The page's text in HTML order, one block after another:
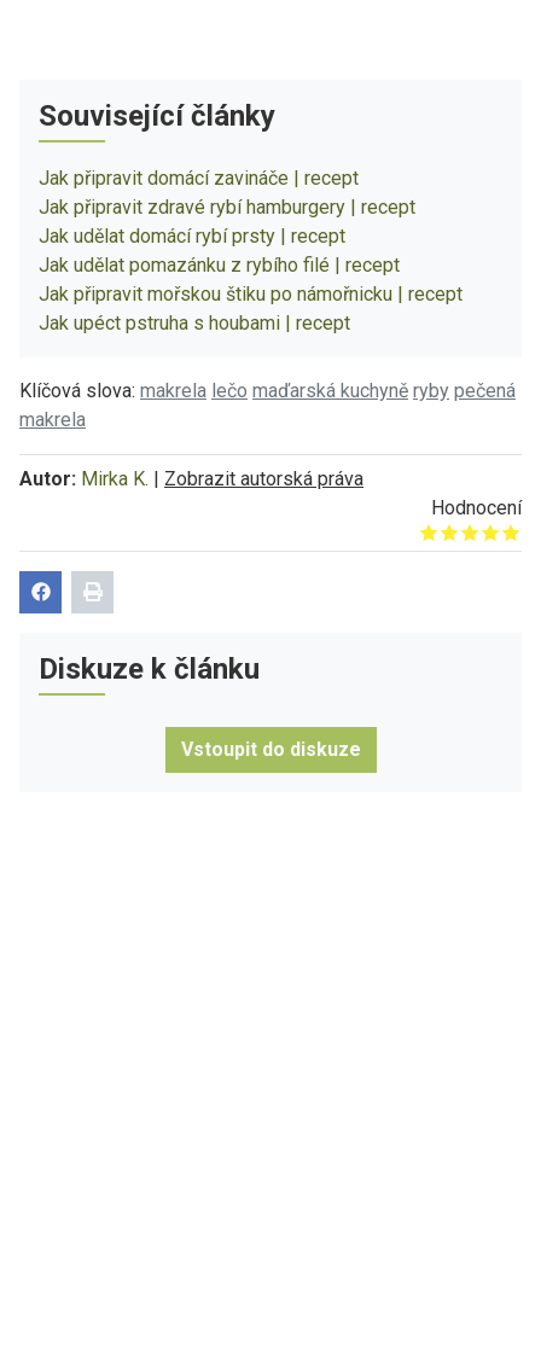
Související články
Jak připravit domácí zavináče | recept
Jak připravit zdravé rybí hamburgery | recept
Jak udělat domácí rybí prsty | recept
Jak udělat pomazánku z rybího filé | recept
Jak připravit mořskou štiku po námořnicku | recept
Jak upéct pstruha s houbami | recept
Klíčová slova: makrela lečo maďarská kuchyně ryby pečená
makrela
Autor: Mirka K. | Zobrazit autorská práva
Hodnocení
Give it 1/5
Give it 2/5
Give it 3/5
Give it 4/5
Give it 5/5
Diskuze k článku
Vstoupit do diskuze